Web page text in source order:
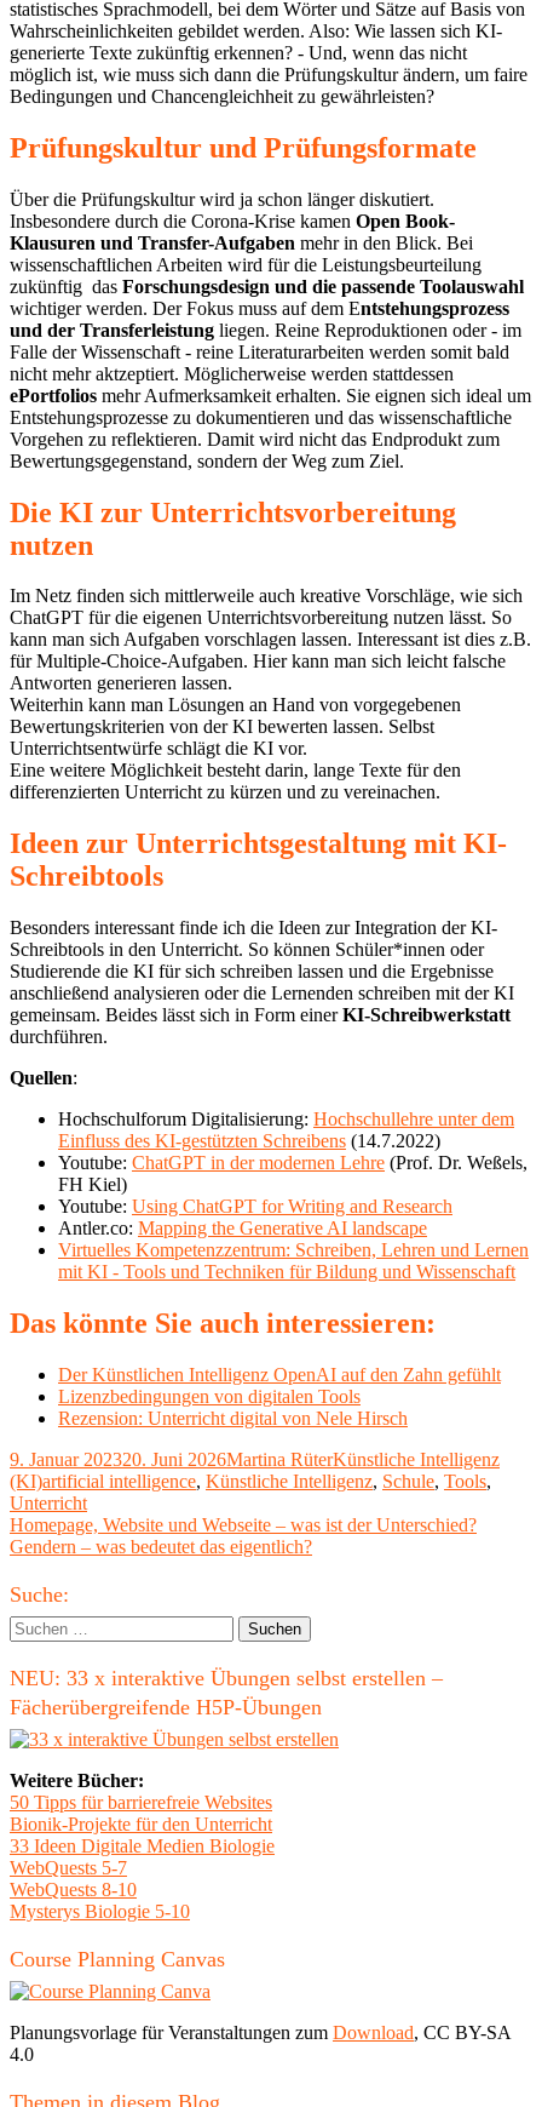
statistisches Sprachmodell, bei dem Wörter und Sätze auf Basis von
Wahrscheinlichkeiten gebildet werden. Also: Wie lassen sich KI-
generierte Texte zukünftig erkennen? - Und, wenn das nicht
möglich ist, wie muss sich dann die Prüfungskultur ändern, um faire
Bedingungen und Chancengleichheit zu gewährleisten?
Prüfungskultur und Prüfungsformate
Über die Prüfungskultur wird ja schon länger diskutiert.
Insbesondere durch die Corona-Krise kamen Open Book-
Klausuren und Transfer-Aufgaben mehr in den Blick. Bei
wissenschaftlichen Arbeiten wird für die Leistungsbeurteilung
zukünftig das Forschungsdesign und die passende Toolauswahl
wichtiger werden. Der Fokus muss auf dem Entstehungsprozess
und der Transferleistung liegen. Reine Reproduktionen oder - im
Falle der Wissenschaft - reine Literaturarbeiten werden somit bald
nicht mehr aktzeptiert. Möglicherweise werden stattdessen
ePortfolios mehr Aufmerksamkeit erhalten. Sie eignen sich ideal um
Entstehungsprozesse zu dokumentieren und das wissenschaftliche
Vorgehen zu reflektieren. Damit wird nicht das Endprodukt zum
Bewertungsgegenstand, sondern der Weg zum Ziel.
Die KI zur Unterrichtsvorbereitung
nutzen
Im Netz finden sich mittlerweile auch kreative Vorschläge, wie sich
ChatGPT für die eigenen Unterrichtsvorbereitung nutzen lässt. So
kann man sich Aufgaben vorschlagen lassen. Interessant ist dies z.B.
für Multiple-Choice-Aufgaben. Hier kann man sich leicht falsche
Antworten generieren lassen.
Weiterhin kann man Lösungen an Hand von vorgegebenen
Bewertungskriterien von der KI bewerten lassen. Selbst
Unterrichtsentwürfe schlägt die KI vor.
Eine weitere Möglichkeit besteht darin, lange Texte für den
differenzierten Unterricht zu kürzen und zu vereinachen.
Ideen zur Unterrichtsgestaltung mit KI-
Schreibtools
Besonders interessant finde ich die Ideen zur Integration der KI-
Schreibtools in den Unterricht. So können Schüler*innen oder
Studierende die KI für sich schreiben lassen und die Ergebnisse
anschließend analysieren oder die Lernenden schreiben mit der KI
gemeinsam. Beides lässt sich in Form einerKI-Schreibwerkstatt
durchführen.
Quellen:
Hochschulforum Digitalisierung: Hochschullehre unter dem
Einfluss des KI-gestützten Schreibens (14.7.2022)
Youtube: ChatGPT in der modernen Lehre (Prof. Dr. Weßels,
FH Kiel)
Youtube: Using ChatGPT for Writing and Research
Antler.co: Mapping the Generative AI landscape
Virtuelles Kompetenzzentrum: Schreiben, Lehren und Lernen
mit KI - Tools und Techniken für Bildung und Wissenschaft
Das könnte Sie auch interessieren:
Der Künstlichen Intelligenz OpenAI auf den Zahn gefühlt
Lizenzbedingungen von digitalen Tools
Rezension: Unterricht digital von Nele Hirsch
Veröffentlicht
am
9. Januar 202320. Juni 2026Autor
Martina RüterKategorien
Künstliche Intelligenz
(KI)Schlagwörter
artificial intelligence, Künstliche Intelligenz, Schule, Tools,
Unterricht
Beitragsnavigation
Vorheriger
Beitrag:
Homepage, Website und Webseite – was ist der Unterschied?
Nächster
Gendern – was bedeutet das eigentlich?
Haupt-
Seitenleiste
Suche:
Suchen
nach:
NEU: 33 x interaktive Übungen selbst erstellen –
Fächerübergreifende H5P-Übungen
Weitere Bücher:
50 Tipps für barrierefreie Websites
Bionik-Projekte für den Unterricht
33 Ideen Digitale Medien Biologie
WebQuests 5-7
WebQuests 8-10
Mysterys Biologie 5-10
Course Planning Canvas
Planungsvorlage für Veranstaltungen zum Download, CC BY-SA
4.0
Themen in diesem Blog